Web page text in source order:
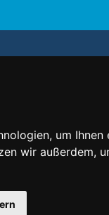
um
wir außerdem,